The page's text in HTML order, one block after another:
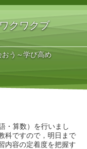
クワクブ
う～学び高め
・算数）を行いまし
科ですので，明日まで
内容の定着度を把握す